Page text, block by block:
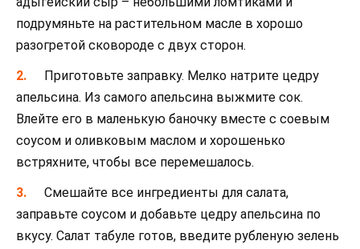
подрумяньте на растительном масле в хорошо
разогретой сковороде с двух сторон.
Приготовьте заправку. Мелко натрите цедру
апельсина. Из самого апельсина выжмите сок.
Влейте его в маленькую баночку вместе с соевым
соусом и оливковым маслом и хорошенько
встряхните, чтобы все перемешалось.
Смешайте все ингредиенты для салата,
заправьте соусом и добавьте цедру апельсина по
вкусу. Салат табуле готов, введите рубленую зелень